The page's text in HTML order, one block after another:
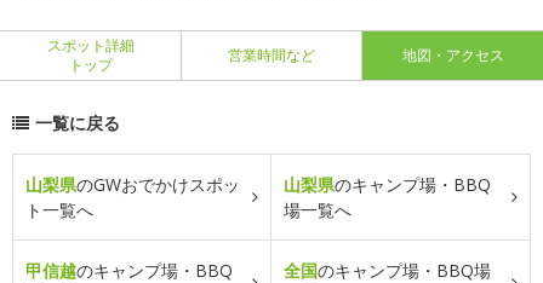
スポット詳細
トップ
営業時間など 地図・アクセス
一覧に戻る
山梨県のGWおでかけスポッ
ト一覧へ
山梨県のキャンプ場・BBQ
場一覧へ
甲信越のキャンプ場・BBQ
全国のキャンプ場・BBQ場